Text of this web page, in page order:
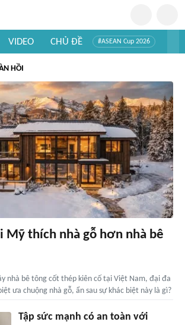
VIDEO CHỦ ĐỀ #ASEAN Cup 2026
HỒI
Mỹ thích nhà gỗ hơn nhà bê
nhà bê tông cốt thép kiên cố tại Việt Nam, đại đa
ưa chuộng nhà gỗ, ẩn sau sự khác biệt này là gì?
Tập sức mạnh có an toàn với